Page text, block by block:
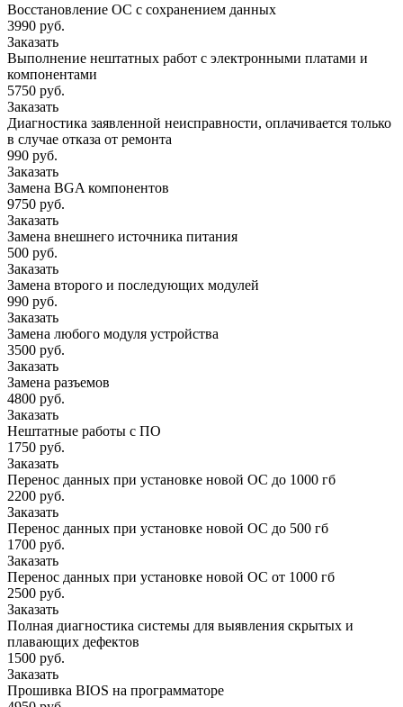
Восстановление ОС с сохранением данных
3990 руб.
Заказать
Выполнение нештатных работ с электронными платами и
компонентами
5750 руб.
Заказать
Диагностика заявленной неисправности, оплачивается только
в случае отказа от ремонта
990 руб.
Заказать
Замена BGA компонентов
9750 руб.
Заказать
Замена внешнего источника питания
500 руб.
Заказать
Замена второго и последующих модулей
990 руб.
Заказать
Замена любого модуля устройства
3500 руб.
Заказать
Замена разъемов
4800 руб.
Заказать
Нештатные работы с ПО
1750 руб.
Заказать
Перенос данных при установке новой ОС до 1000 гб
2200 руб.
Заказать
Перенос данных при установке новой ОС до 500 гб
1700 руб.
Заказать
Перенос данных при установке новой ОС от 1000 гб
2500 руб.
Заказать
Полная диагностика системы для выявления скрытых и
плавающих дефектов
1500 руб.
Заказать
Прошивка BIOS на программаторе